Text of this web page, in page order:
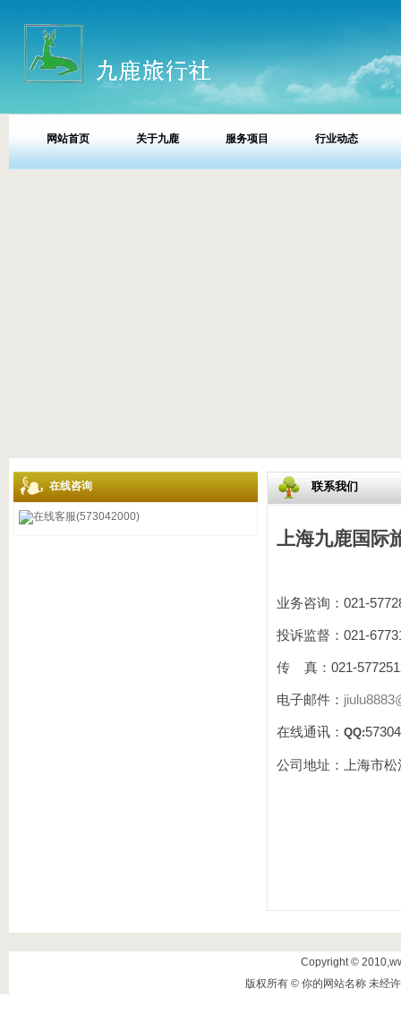
网站首页 关于九鹿 服务项目 行业动态
在线咨询
在线客服(573042000)
联系我们
上海九鹿国际
业务咨询： 021-
投诉监督： 021-
传 真： 021-
电子邮件：
在线通讯： QQ:
公司地址：上海市
Copyright ©
版权所有 © 你的网站名称 未经